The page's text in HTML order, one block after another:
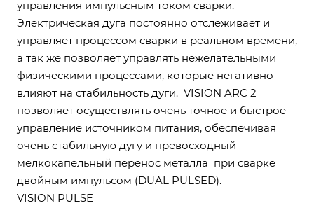
управления импульсным током сварки.
Электрическая дуга постоянно отслеживает и
управляет процессом сварки в реальном времени,
а так же позволяет управлять нежелательными
физическими процессами, которые негативно
влияют на стабильность дуги. VISION ARC 2
позволяет осуществлять очень точное и быстрое
управление источником питания, обеспечивая
очень стабильную дугу и превосходный
мелкокапельный перенос металла при сварке
двойным импульсом (DUAL PULSED).
VISION PULSE